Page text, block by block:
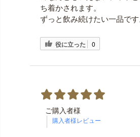
ち着かされます。
ずっと飲み続けたい一品です
役に立った 0
ご購入者様